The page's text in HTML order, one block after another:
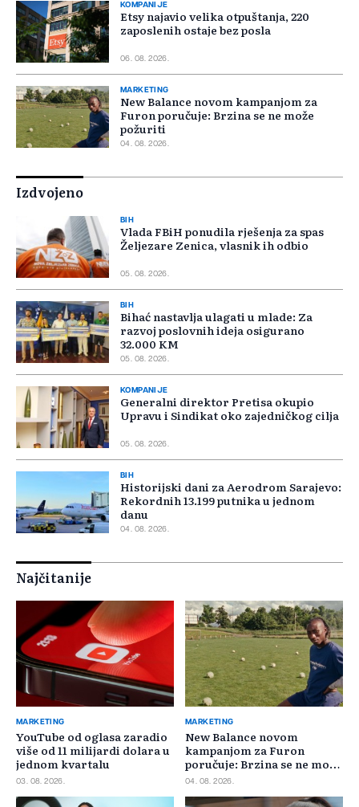
KOMPANIJE
Etsy najavio velika otpuštanja, 220
zaposlenih ostaje bez posla
06. 08. 2026.
MARKETING
New Balance novom kampanjom za
Furon poručuje: Brzina se ne može
požuriti
04. 08. 2026.
Izdvojeno
BIH
Vlada FBiH ponudila rješenja za spas
Željezare Zenica, vlasnik ih odbio
05. 08. 2026.
BIH
Bihać nastavlja ulagati u mlade: Za
razvoj poslovnih ideja osigurano
32.000 KM
05. 08. 2026.
KOMPANIJE
Generalni direktor Pretisa okupio
Upravu i Sindikat oko zajedničkog cilja
05. 08. 2026.
BIH
Historijski dani za Aerodrom Sarajevo:
Rekordnih 13.199 putnika u jednom
danu
04. 08. 2026.
Najčitanije
MARKETING
YouTube od oglasa zaradio
više od 11 milijardi dolara u
jednom kvartalu
03. 08. 2026.
MARKETING
New Balance novom
kampanjom za Furon
poručuje: Brzina se ne može
požuriti
04. 08. 2026.